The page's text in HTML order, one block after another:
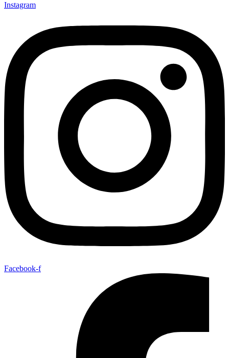
Instagram
Facebook-f